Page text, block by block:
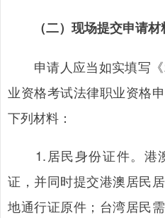
（二）现场提交申请材
申请人应当如实填写《
业资格考试法律职业资格
下列材料：
1.居民身份证件。港
证，并同时提交港澳居民
地通行证原件；台湾居民